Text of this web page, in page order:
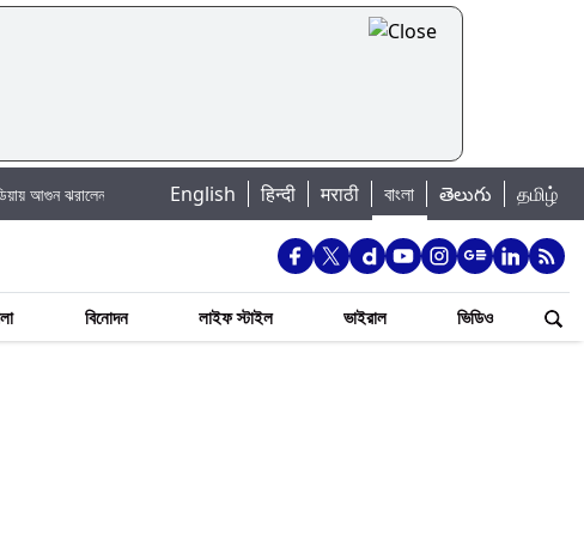
চ্যাটার্জি Jannat Toha Hot Video: জান্নাত তোহার নতুন ইনস্টা পোস্ট দেখে হৃদয় গলল
English हिन्दी मराठी বাংলা తెలుగు தமிழ்
বিনোদন লাইফ স্টাইল ভাইরাল ভিডিও